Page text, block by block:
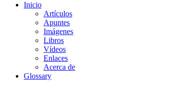
Inicio
Artículos
Apuntes
Imágenes
Libros
Vídeos
Enlaces
Acerca de
Glossary